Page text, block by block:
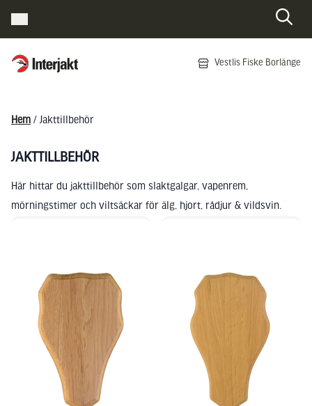
Interjakt SE Vestlis Fiske Borlänge
Hem / Jakttillbehör
JAKTTILLBEHÖR
Här hittar du jakttillbehör som slaktgalgar, vapenrem,
mörningstimer och viltsäckar för älg, hjort, rådjur & vildsvin.